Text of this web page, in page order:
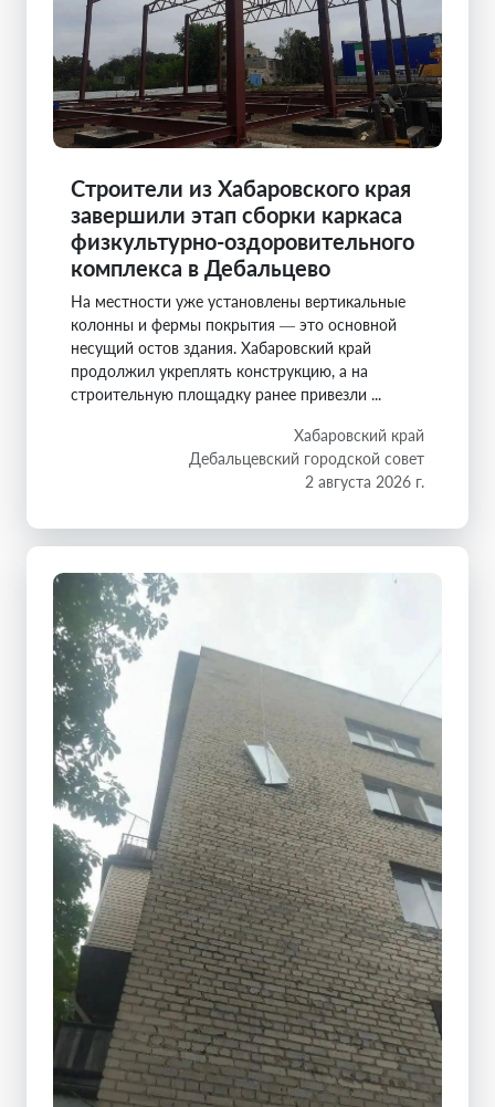
Строители из Хабаровского края
завершили этап сборки каркаса
физкультурно-оздоровительного
комплекса в Дебальцево
На местности уже установлены вертикальные
колонны и фермы покрытия — это основной
несущий остов здания. Хабаровский край
продолжил укреплять конструкцию, а на
строительную площадку ранее привезли ...
Хабаровский край
Дебальцевский городской совет
2 августа 2026 г.